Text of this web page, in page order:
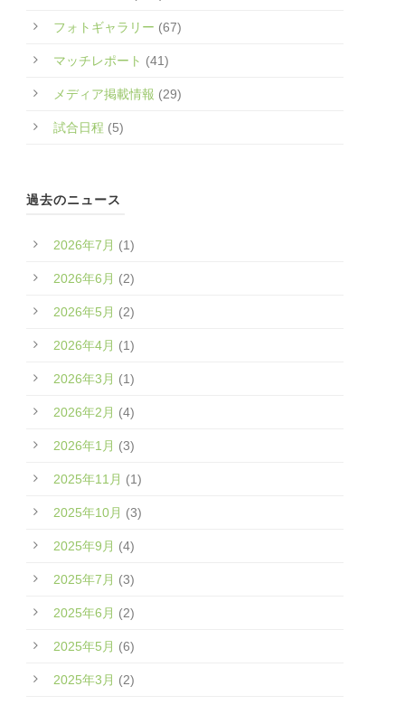
フォトギャラリー (67)
マッチレポート (41)
メディア掲載情報 (29)
試合日程 (5)
過去のニュース
2026年7月 (1)
2026年6月 (2)
2026年5月 (2)
2026年4月 (1)
2026年3月 (1)
2026年2月 (4)
2026年1月 (3)
2025年11月 (1)
2025年10月 (3)
2025年9月 (4)
2025年7月 (3)
2025年6月 (2)
2025年5月 (6)
2025年3月 (2)